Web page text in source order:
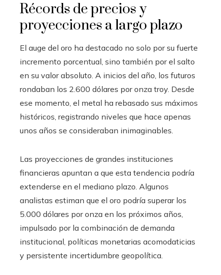
Récords de precios y
proyecciones a largo plazo
El auge del oro ha destacado no solo por su fuerte
incremento porcentual, sino también por el salto
en su valor absoluto. A inicios del año, los futuros
rondaban los 2.600 dólares por onza troy. Desde
ese momento, el metal ha rebasado sus máximos
históricos, registrando niveles que hace apenas
unos años se consideraban inimaginables.
Las proyecciones de grandes instituciones
financieras apuntan a que esta tendencia podría
extenderse en el mediano plazo. Algunos
analistas estiman que el oro podría superar los
5.000 dólares por onza en los próximos años,
impulsado por la combinación de demanda
institucional, políticas monetarias acomodaticias
y persistente incertidumbre geopolítica.